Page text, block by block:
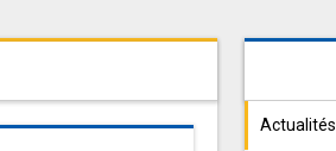
Actualités